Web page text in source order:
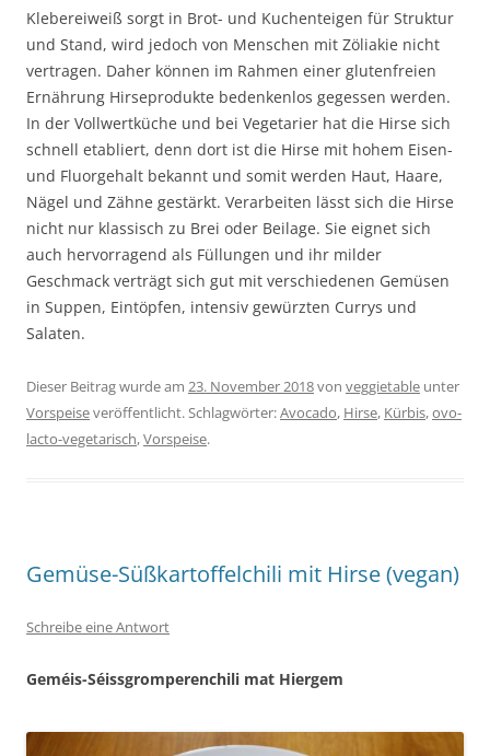
Klebereiweiß sorgt in Brot- und Kuchenteigen für Struktur
und Stand, wird jedoch von Menschen mit Zöliakie nicht
vertragen. Daher können im Rahmen einer glutenfreien
Ernährung Hirseprodukte bedenkenlos gegessen werden.
In der Vollwertküche und bei Vegetarier hat die Hirse sich
schnell etabliert, denn dort ist die Hirse mit hohem Eisen-
und Fluorgehalt bekannt und somit werden Haut, Haare,
Nägel und Zähne gestärkt. Verarbeiten lässt sich die Hirse
nicht nur klassisch zu Brei oder Beilage. Sie eignet sich
auch hervorragend als Füllungen und ihr milder
Geschmack verträgt sich gut mit verschiedenen Gemüsen
in Suppen, Eintöpfen, intensiv gewürzten Currys und
Salaten.
Dieser Beitrag wurde am 23. November 2018von veggietable unter
Vorspeiseveröffentlicht. Schlagwörter:Avocado, Hirse, Kürbis,ovo-
lacto-vegetarisch,Vorspeise.
Gemüse-Süßkartoffelchili mit Hirse (vegan)
Schreibe eine Antwort
Geméis-Séissgromperenchili mat Hiergem